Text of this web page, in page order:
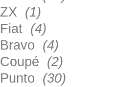
ZX (1)
Fiat (4)
Bravo (4)
Coupé (2)
Punto (30)